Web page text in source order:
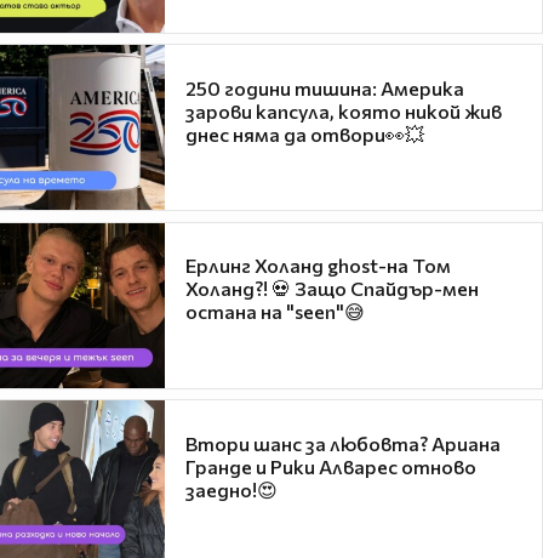
250 години тишина: Америка
зарови капсула, която никой жив
днес няма да отвори👀💥
Ерлинг Холанд ghost-на Том
Холанд?! 💀 Защо Спайдър-мен
остана на "seen"😅
Втори шанс за любовта? Ариана
Гранде и Рики Алварес отново
заедно!😍